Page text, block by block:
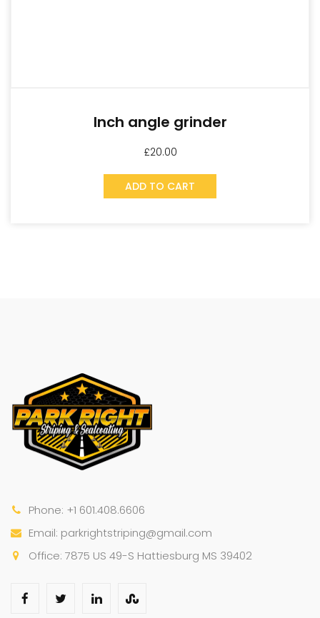
Inch angle grinder
£20.00
ADD TO CART
Phone: +1 601.408.6606
Email: parkrightstriping@gmail.com
Office: 7875 US 49-S Hattiesburg MS 39402